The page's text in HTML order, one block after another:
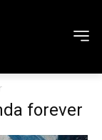
forever